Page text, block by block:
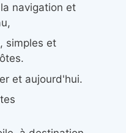
navigation et
simples et
et aujourd'hui.